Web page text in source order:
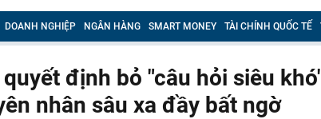
2026"
56 mã chứng khoán bị HoSE cắt margin trong tháng 8
năm 2026, lợi nhuận tăng hơn 120%
Chứng khoán Vietcap dự phóng VN-Index có thể chạm mốc 1.885 điểm
ngay trong tháng 8
DOANH NGHIỆP NGÂN HÀNG SMART MONEY TÀI CHÍNH QUỐC TẾ
định bỏ "câu hỏi siêu
nhân sâu xa đầy bất ngờ